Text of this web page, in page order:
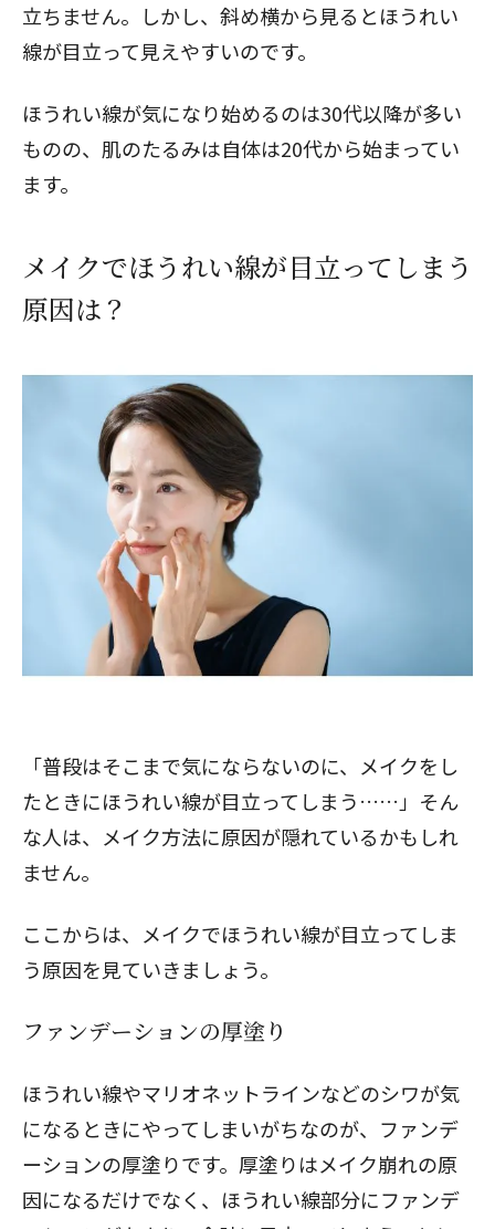
立ちません。しかし、斜め横から見るとほうれい
線が目立って見えやすいのです。
ほうれい線が気になり始めるのは30代以降が多い
ものの、肌のたるみは自体は20代から始まってい
ます。
メイクでほうれい線が目立ってしまう
原因は？
「普段はそこまで気にならないのに、メイクをし
たときにほうれい線が目立ってしまう……」そん
な人は、メイク方法に原因が隠れているかもしれ
ません。
ここからは、メイクでほうれい線が目立ってしま
う原因を見ていきましょう。
ファンデーションの厚塗り
ほうれい線やマリオネットラインなどのシワが気
になるときにやってしまいがちなのが、ファンデ
ーションの厚塗りです。厚塗りはメイク崩れの原
因になるだけでなく、ほうれい線部分にファンデ